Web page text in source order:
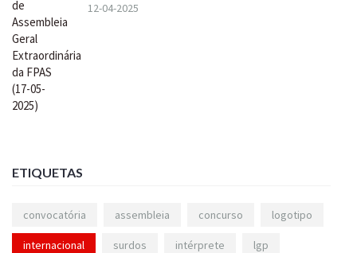
12-04-2025
ETIQUETAS
convocatória assembleia concurso logotipo
internacional surdos intérprete lgp